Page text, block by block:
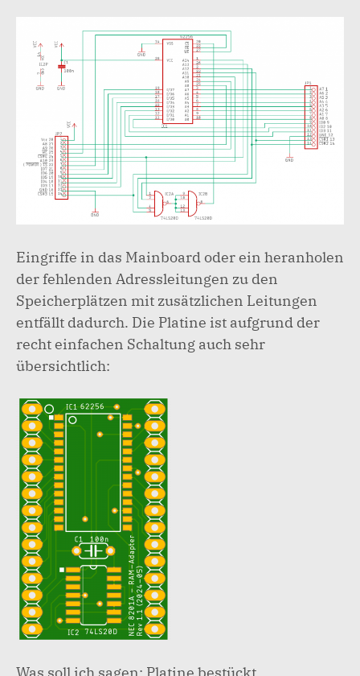
Eingriffe in das Mainboard oder ein heranholen
der fehlenden Adressleitungen zu den
Speicherplätzen mit zusätzlichen Leitungen
entfällt dadurch. Die Platine ist aufgrund der
recht einfachen Schaltung auch sehr
übersichtlich: